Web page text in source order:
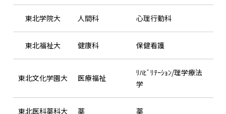
東北学院大 人間科 心理行動科
東北福祉大 健康科 保健看護
東北文化学園大 医療福祉
ﾘﾊﾋﾞﾘﾃｰｼｮﾝ/理学療法
学
東北医科薬科大 薬 薬